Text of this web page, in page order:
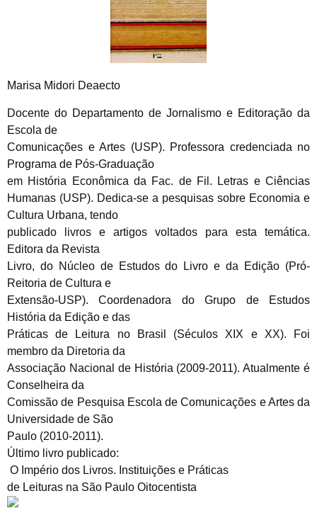
Marisa Midori Deaecto
Docente do Departamento de Jornalismo e Editoração da
Escola de
Comunicações e Artes (USP). Professora credenciada no
Programa de Pós-Graduação
em História Econômica da Fac. de Fil. Letras e Ciências
Humanas (USP). Dedica-se a pesquisas sobre Economia e
Cultura Urbana, tendo
publicado livros e artigos voltados para esta temática.
Editora da Revista
Livro, do Núcleo de Estudos do Livro e da Edição (Pró-
Reitoria de Cultura e
Extensão-USP). Coordenadora do Grupo de Estudos
História da Edição e das
Práticas de Leitura no Brasil (Séculos XIX e XX). Foi
membro da Diretoria da
Associação Nacional de História (2009-2011). Atualmente é
Conselheira da
Comissão de Pesquisa Escola de Comunicações e Artes da
Universidade de São
Paulo (2010-2011).
Último livro publicado:
O Império dos Livros. Instituições e Práticas
de Leituras na São Paulo Oitocentista